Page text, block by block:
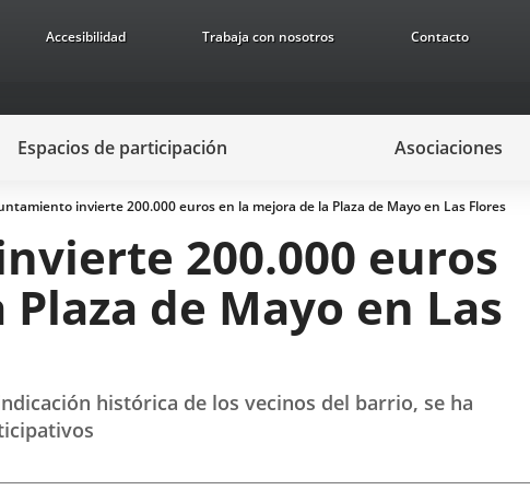
Accesibilidad Trabaja con nosotros Contacto
Espacios de participación Asociaciones
invierte 200.000 euros en la mejora de la Plaza de Mayo en Las Flores
200.000 euros
de Mayo en Las
histórica de los vecinos del barrio, se ha